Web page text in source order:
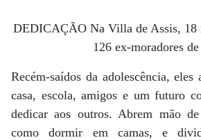
DEDICAÇÃO Na Villa de Assis, 18
126 ex-moradores
Recém-saídos da adolescência, eles
casa, escola, amigos e um futuro
dedicar aos outros. Abrem mão
como dormir em camas, e